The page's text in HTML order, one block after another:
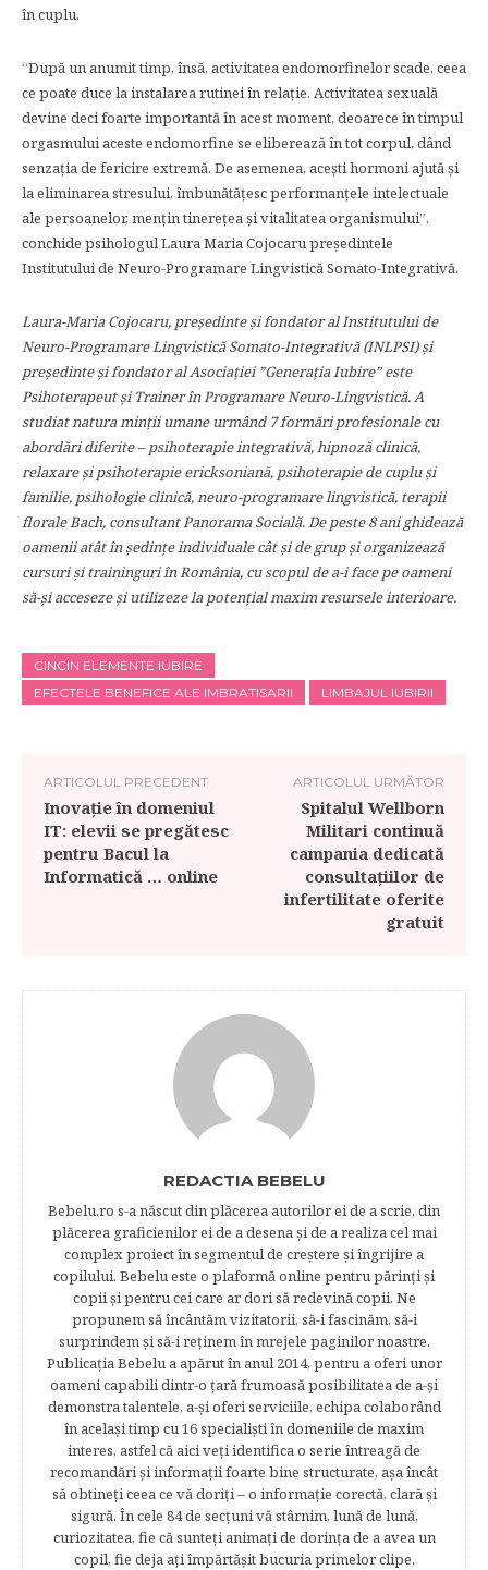
în cuplu.
“După un anumit timp, însă, activitatea endomorfinelor scade, ceea
ce poate duce la instalarea rutinei în relație. Activitatea sexuală
devine deci foarte importantă în acest moment, deoarece în timpul
orgasmului aceste endomorfine se eliberează în tot corpul, dând
senzația de fericire extremă. De asemenea, acești hormoni ajută și
la eliminarea stresului, îmbunătățesc performanțele intelectuale
ale persoanelor, mențin tinerețea și vitalitatea organismului”,
conchide psihologul Laura Maria Cojocaru preşedintele
Institutului de Neuro-Programare Lingvistică Somato-Integrativă.
Laura-Maria Cojocaru, președinte și fondator al Institutului de
Neuro-Programare Lingvistică Somato-Integrativă (INLPSI) și
președinte și fondator al Asociației ”Generația Iubire” este
Psihoterapeut şi Trainer în Programare Neuro-Lingvistică. A
studiat natura minţii umane urmând 7 formări profesionale cu
abordări diferite – psihoterapie integrativă, hipnoză clinică,
relaxare și psihoterapie ericksoniană, psihoterapie de cuplu și
familie, psihologie clinică, neuro-programare lingvistică, terapii
florale Bach, consultant Panorama Socială. De peste 8 ani ghidează
oamenii atât în ședințe individuale cât și de grup și organizează
cursuri şi traininguri în România, cu scopul de a-i face pe oameni
să-și acceseze și utilizeze la potențial maxim resursele interioare.
CINCIN ELEMENTE IUBIRE
EFECTELE BENEFICE ALE IMBRATISARII
LIMBAJUL IUBIRII
ARTICOLUL PRECEDENT
Inovaţie în domeniul
IT: elevii se pregătesc
pentru Bacul la
Informatică … online
ARTICOLUL URMĂTOR
Spitalul Wellborn
Militari continuă
campania dedicată
consultațiilor de
infertilitate oferite
gratuit
REDACTIA BEBELU
Bebelu.ro s-a născut din plăcerea autorilor ei de a scrie, din
plăcerea graficienilor ei de a desena şi de a realiza cel mai
complex proiect în segmentul de creştere şi îngrijire a
copilului. Bebelu este o plaformă online pentru părinţi şi
copii şi pentru cei care ar dori să redevină copii. Ne
propunem să încântăm vizitatorii, să-i fascinăm, să-i
surprindem şi să-i reţinem în mrejele paginilor noastre.​
Publicația Bebelu a apărut în anul 2014, pentru a oferi unor
oameni capabili dintr-o ţară frumoasă posibilitatea de a-şi
demonstra talentele, a-şi oferi serviciile, echipa colaborând
în acelaşi timp cu 16 specialişti în domeniile de maxim
interes, astfel că aici veţi identifica o serie întreagă de
recomandări şi informaţii foarte bine structurate, aşa încât
să obtineţi ceea ce vă doriţi – o informaţie corectă, clară şi
sigură. În cele 84 de secțuni vă stârnim, lună de lună,
curiozitatea, fie că sunteţi animaţi de dorinţa de a avea un
copil, fie deja aţi împărtăşit bucuria primelor clipe,